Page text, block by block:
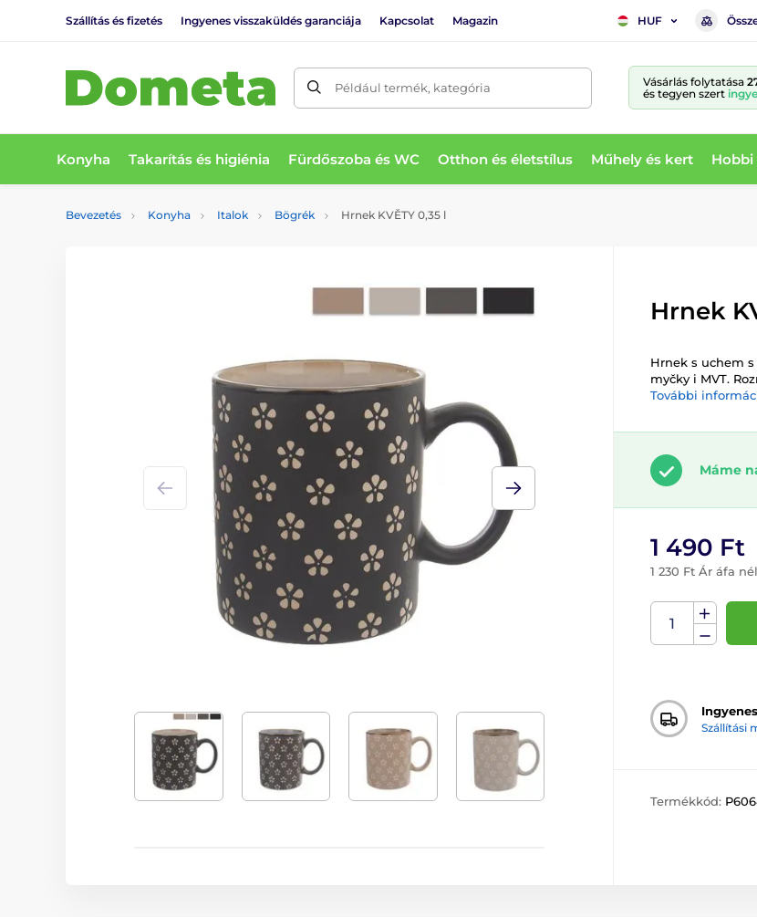
Szállítás és fizetés Ingyenes visszaküldés garanciája Kapcsolat Magazin HUF
Például termék, kategória Vásárlás folytatása
és tegyen szert
Konyha Takarítás és higiénia Fürdőszoba és WC Otthon és életstílus Műhely és kert Hobbi
Bevezetés Konyha Italok Bögrék Hrnek KVĚTY 0,35 l
Hrnek
Hrnek s uchem
myčky i MVT.
További
Máme
1 490 Ft
1 230 Ft Ár áfa
Szállítási
Termékkód: